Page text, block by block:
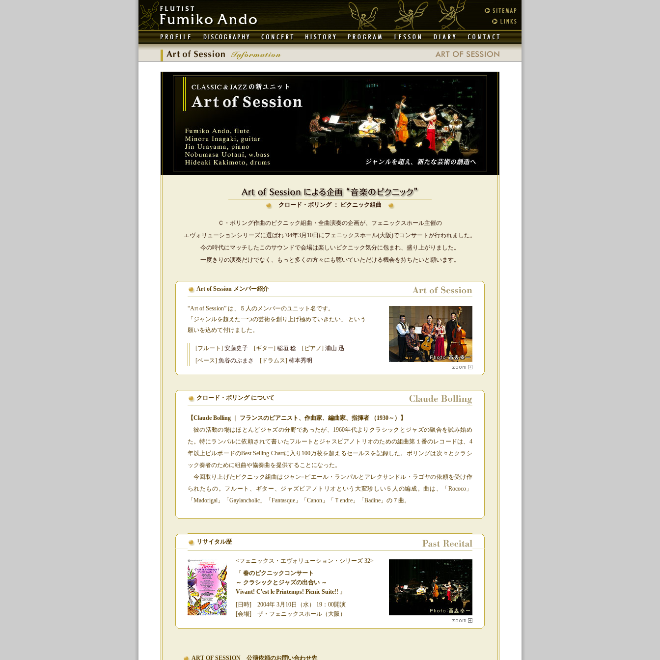
クロード・ボリング ： ピクニック組曲
Ｃ・ボリング作曲のピクニック組曲・全曲演奏の企画が、フェニックスホール主催の
エヴォリューションシリーズに選ばれ '04年3月10日にフェニックスホール(大阪)でコンサートが行われました。
今の時代にマッチしたこのサウンドで会場は楽しいピクニック気分に包まれ、盛り上がりました。
一度きりの演奏だけでなく、もっと多くの方々にも聴いていただける機会を持ちたいと願います。
Art of Session メンバー紹介
“Art of Session” は、５人のメンバーのユニット名です。
「ジャンルを超えた一つの芸術を創り上げ極めていきたい」 という
願いを込めて付けました。
[フルート] 安藤史子[ギター] 稲垣 稔[ピアノ] 浦山 迅
[ベース] 魚谷のぶまさ [ドラムス] 柿本秀明
クロード・ボリング について
【Claude Bolling｜
フランスのピアニスト、作曲家、編曲家、指揮者 （1930～）】
彼の活動の場はほとんどジャズの分野であったが、1960年代よりクラシックとジャズの融合を試み始め
た。特にランパルに依頼されて書いたフルートとジャスピアノトリオのための組曲第１番のレコードは、4
年以上ビルボードのBest Selling Chartに入り100万枚を超えるセールスを記録した。ボリングは次々とクラシ
ック奏者のために組曲や協奏曲を提供することになった。
今回取り上げたピクニック組曲はジャン=ピエール・ランパルとアレクサンドル・ラゴヤの依頼を受け作
られたもの。フルート、ギター、ジャズピアノトリオという大変珍しい５人の編成。曲は、「Rococo」
「Madorigal」「Gaylancholic」「Fantasque」「Canon」「Ｔendre」「Badine」の７曲。
リサイタル歴
<フェニックス・エヴォリューション・シリーズ 32>
『 春のピクニックコンサート
～ クラシックとジャズの出合い ～
Vivant! C'est le Printemps! Picnic Suite!! 』
[日時] 2004年 3月10日（水） 19：00開演
[会場] ザ・フェニックスホール（大阪）
ART OF SESSION 公演依頼のお問い合わせ先